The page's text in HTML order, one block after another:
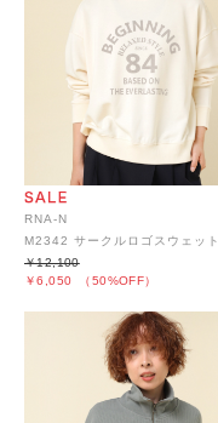
RNA-N
M2342 サークルロゴスウェット
￥6,050 （50%OFF）
￥12,100